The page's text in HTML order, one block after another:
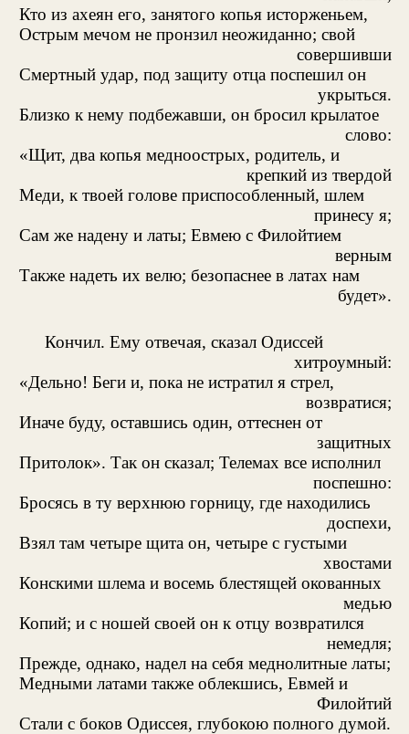
Кто из ахеян его, занятого копья исторженьем,
Острым мечом не пронзил неожиданно; свой
совершивши
Смертный удар, под защиту отца поспешил он
укрыться.
Близко к нему подбежавши, он бросил крылатое
слово:
«Щит, два копья медноострых, родитель, и
крепкий из твердой
Меди, к твоей голове приспособленный, шлем
принесу я;
Сам же надену и латы; Евмею с Филойтием
верным
Также надеть их велю; безопаснее в латах нам
будет».
Кончил. Ему отвечая, сказал Одиссей
хитроумный:
«Дельно! Беги и, пока не истратил я стрел,
возвратися;
Иначе буду, оставшись один, оттеснен от
защитных
Притолок». Так он сказал; Телемах все исполнил
поспешно:
Бросясь в ту верхнюю горницу, где находились
доспехи,
Взял там четыре щита он, четыре с густыми
хвостами
Конскими шлема и восемь блестящей окованных
медью
Копий; и с ношей своей он к отцу возвратился
немедля;
Прежде, однако, надел на себя меднолитные латы;
Медными латами также облекшись, Евмей и
Филойтий
Стали с боков Одиссея, глубокою полного думой.